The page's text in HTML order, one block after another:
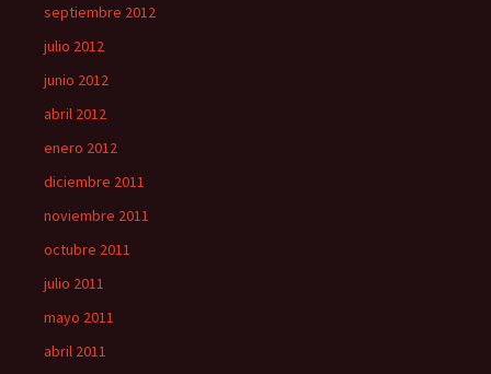
septiembre 2012
julio 2012
junio 2012
abril 2012
enero 2012
diciembre 2011
noviembre 2011
octubre 2011
julio 2011
mayo 2011
abril 2011